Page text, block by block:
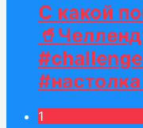
С какой
1